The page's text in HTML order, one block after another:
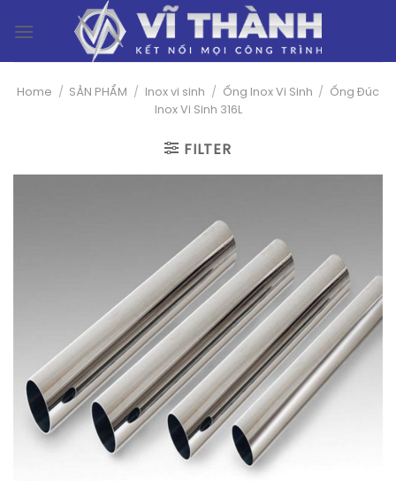
Home / SẢN PHẨM / Inox vi sinh / Ống Inox Vi Sinh /
Ống Đúc
Inox Vi Sinh 316L
FILTER